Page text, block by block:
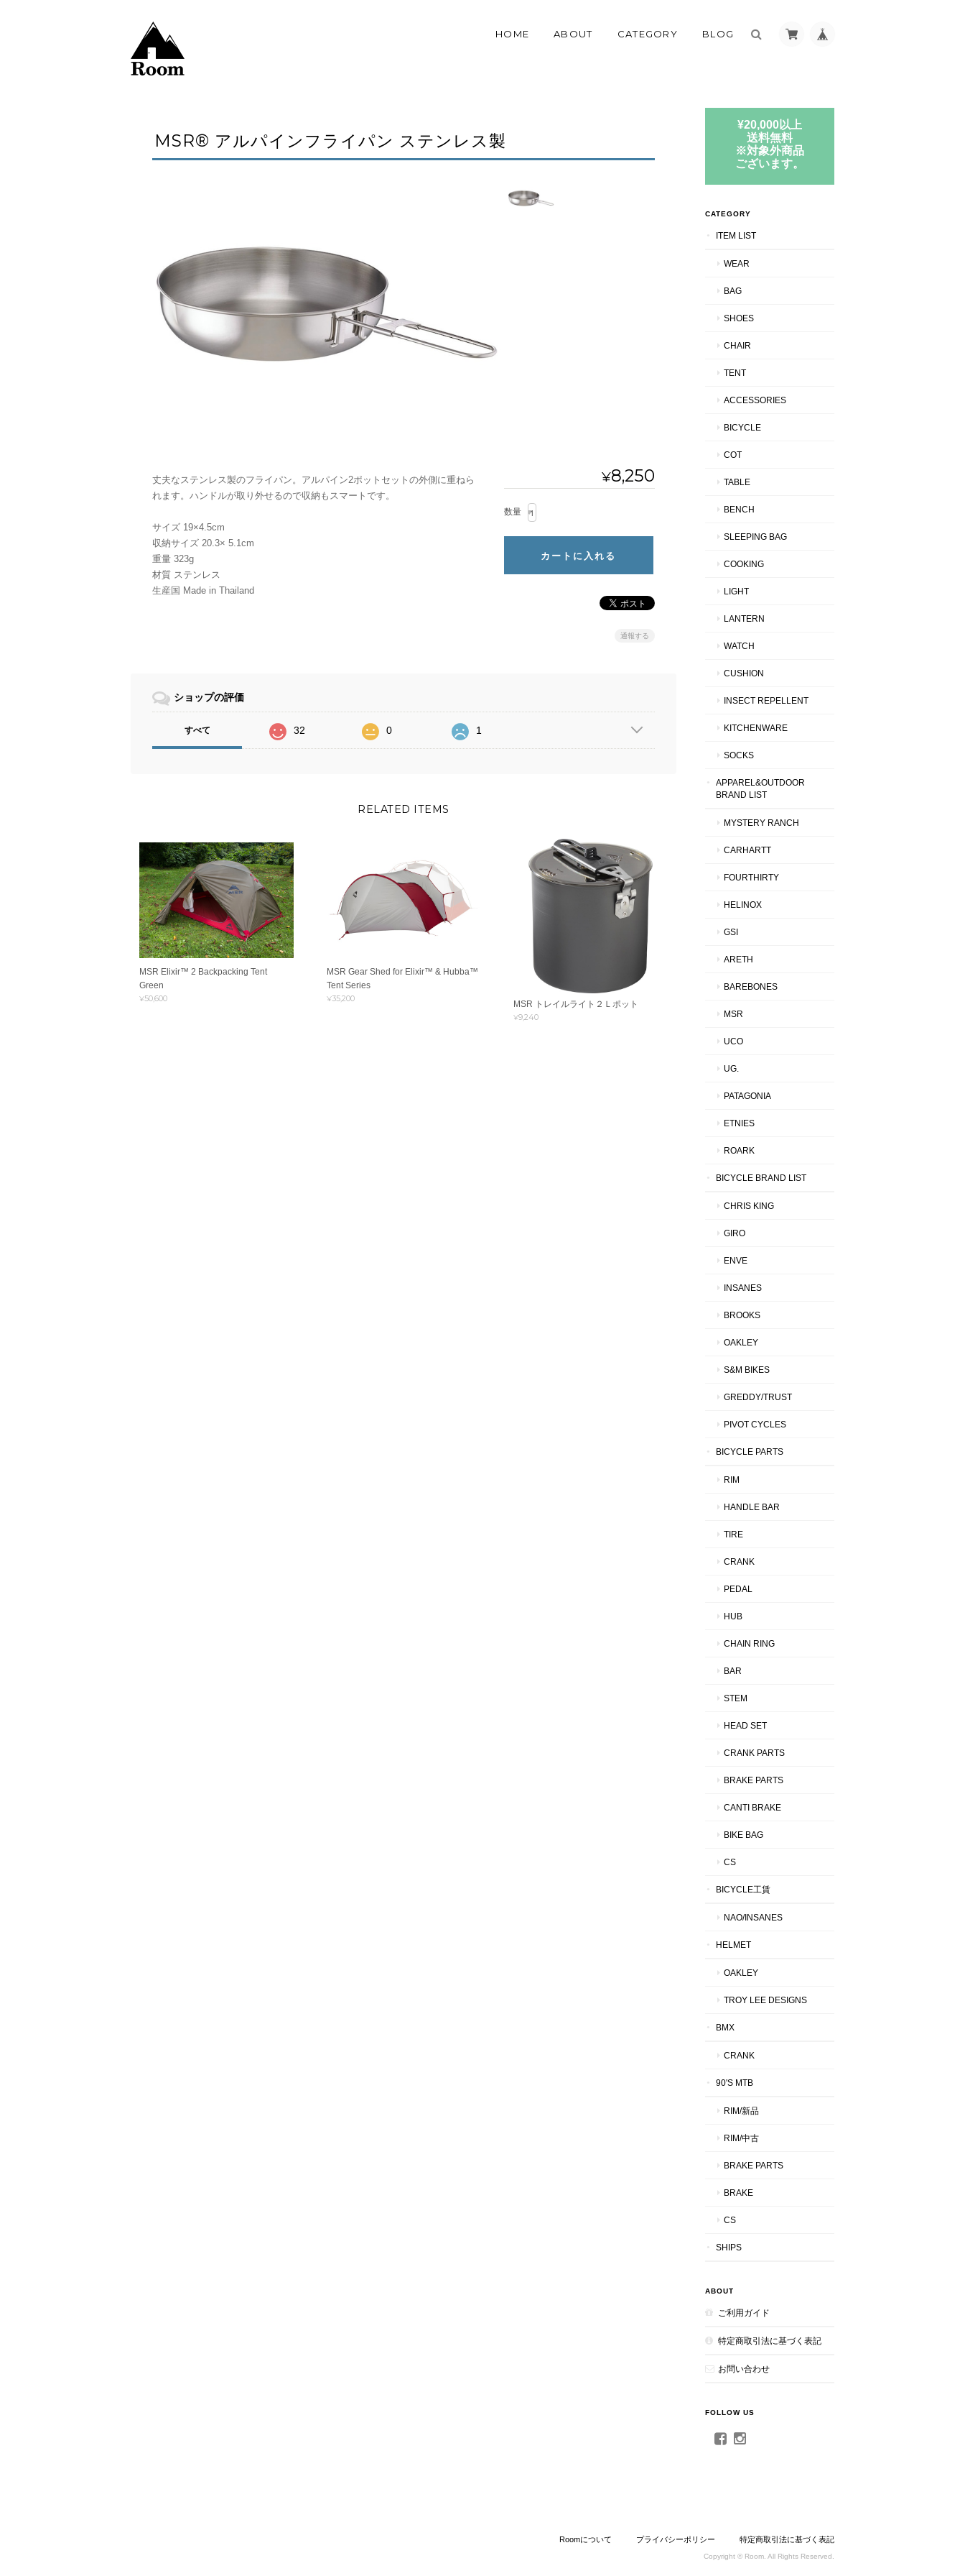
HOME ABOUT CATEGORY BLOG
MSR® アルパインフライパン ステンレス製
丈夫なステンレス製のフライパン。アルパイン2ポットセットの外側に重ねら
れます。ハンドルが取り外せるので収納もスマートです。
サイズ 19×4.5cm
収納サイズ 20.3× 5.1cm
重量 323g
材質 ステンレス
生産国 Made in Thailand
¥8,250
数量
通報する
ショップの評価
すべて 32 0 1
RELATED ITEMS
MSR Elixir™ 2 Backpacking Tent
Green
¥50,600
MSR Gear Shed for Elixir™ & Hubba™
Tent Series
¥35,200
MSR トレイルライト２Ｌポット
¥9,240
¥20,000以上
送料無料
※対象外商品
ございます。
CATEGORY
ITEM LIST
WEAR
BAG
SHOES
CHAIR
TENT
ACCESSORIES
BICYCLE
COT
TABLE
BENCH
SLEEPING BAG
COOKING
LIGHT
LANTERN
WATCH
CUSHION
INSECT REPELLENT
KITCHENWARE
SOCKS
APPAREL&OUTDOOR
BRAND LIST
MYSTERY RANCH
CARHARTT
FOURTHIRTY
HELINOX
GSI
ARETH
BAREBONES
MSR
UCO
UG.
PATAGONIA
ETNIES
ROARK
BICYCLE BRAND LIST
CHRIS KING
GIRO
ENVE
INSANES
BROOKS
OAKLEY
S&M BIKES
GREDDY/TRUST
PIVOT CYCLES
BICYCLE PARTS
RIM
HANDLE BAR
TIRE
CRANK
PEDAL
HUB
CHAIN RING
BAR
STEM
HEAD SET
CRANK PARTS
BRAKE PARTS
CANTI BRAKE
BIKE BAG
CS
BICYCLE工賃
NAO/INSANES
HELMET
OAKLEY
TROY LEE DESIGNS
BMX
CRANK
90'S MTB
RIM/新品
RIM/中古
BRAKE PARTS
BRAKE
CS
SHIPS
ABOUT
ご利用ガイド
特定商取引法に基づく表記
お問い合わせ
FOLLOW US
Roomについて プライバシーポリシー 特定商取引法に基づく表記
Copyright © Room. All Rights Reserved.